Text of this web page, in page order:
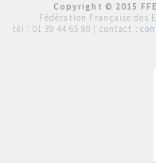
Copyright © 2015
Fédération Française des
tél : 01 39 44 65 80 | contact :